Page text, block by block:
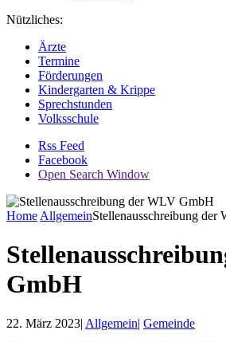
Nützliches:
Ärzte
Termine
Förderungen
Kindergarten & Krippe
Sprechstunden
Volksschule
Rss Feed
Facebook
Open Search Window
Home AllgemeinStellenausschreibung der
GmbH
22. März 2023| Allgemein| Gemeinde